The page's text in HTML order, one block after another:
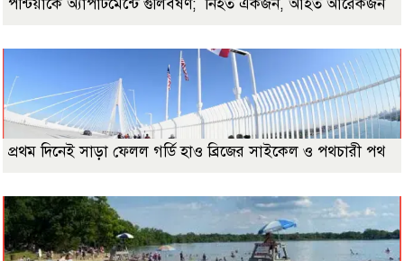
প্রথম দিনেই সাড়া ফেলল গর্ডি হাও ব্রিজের সাইকেল ও পথচারী পথ